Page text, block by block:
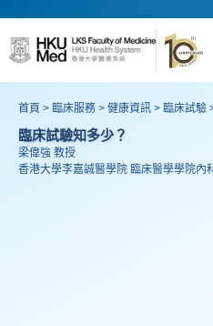
首頁 > 臨床服務 > 健康資訊 > 臨床試驗
臨床試驗知多少？
梁偉強 教授
香港大學李嘉誠醫學院 臨床醫學學院內